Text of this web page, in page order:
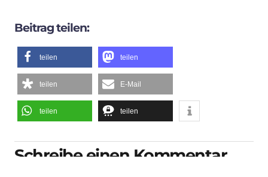
Beitrag teilen:
teilen teilen
teilen E-Mail
teilen teilen
Schreibe einen Kommentar